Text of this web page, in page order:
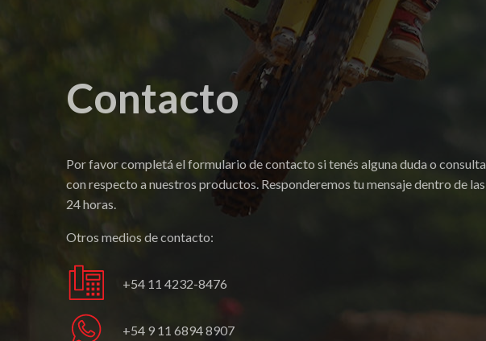
Contacto
Por favor completá el formulario de contacto si tenés alguna duda o consulta
con respecto a nuestros productos. Responderemos tu mensaje dentro de las
24 horas.
Otros medios de contacto:
+54 11 4232-8476
+54 9 11 6894 8907